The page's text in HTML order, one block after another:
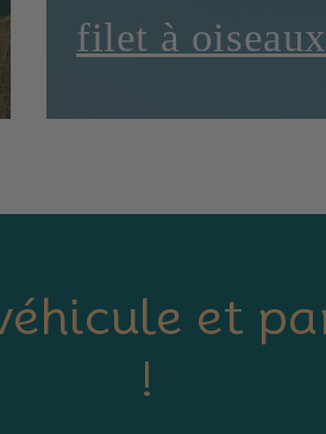
filet à oiseaux
et
!